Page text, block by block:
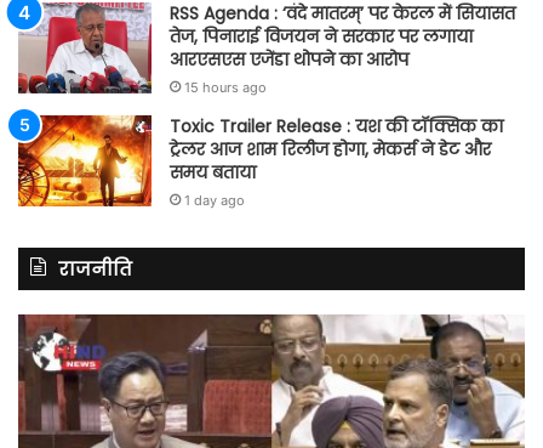
RSS Agenda : ‘वंदे मातरम्’ पर केरल में सियासत
तेज, पिनाराई विजयन ने सरकार पर लगाया
आरएसएस एजेंडा थोपने का आरोप
15 hours ago
Toxic Trailer Release : यश की टॉक्सिक का
ट्रेलर आज शाम रिलीज होगा, मेकर्स ने डेट और
समय बताया
1 day ago
राजनीति